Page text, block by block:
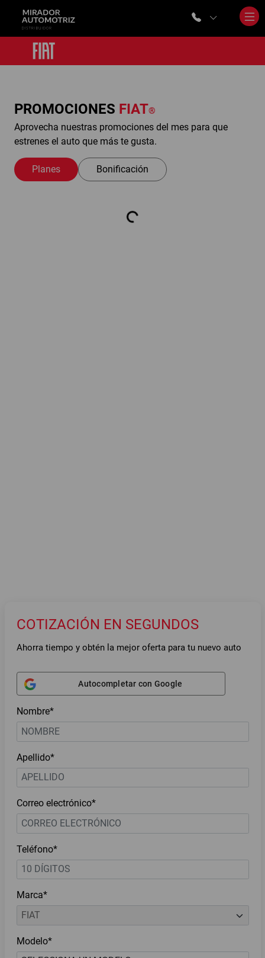
PROMOCIONES FIAT®
Aprovecha nuestras promociones del mes para que
estrenes el auto que más te gusta.
Planes Bonificación
COTIZACIÓN EN SEGUNDOS
Ahorra tiempo y obtén la mejor oferta para tu nuevo auto
Autocompletar con Google
Nombre*
Apellido*
Correo electrónico*
Teléfono*
Marca*
Modelo*